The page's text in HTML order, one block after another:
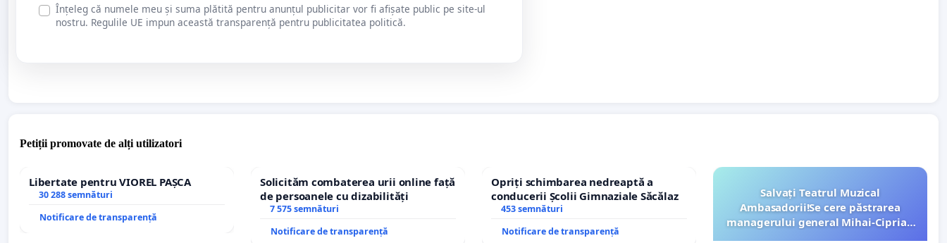
Înțeleg că numele meu și suma plătită pentru anunțul publicitar vor fi afișate public pe site-ul
nostru. Regulile UE impun această transparență pentru publicitatea politică.
Petiții promovate de alți utilizatori
Libertate pentru VIOREL PAȘCA
30 288 semnături
Notificare de transparență
Solicităm combaterea urii online față
de persoanele cu dizabilități
7 575 semnături
Notificare de transparență
Opriți schimbarea nedreaptă a
conducerii Școlii Gimnaziale Săcălaz
453 semnături
Notificare de transparență
Salvați Teatrul Muzical
Ambasadorii!Se cere păstrarea
managerului general Mihai-Ciprian